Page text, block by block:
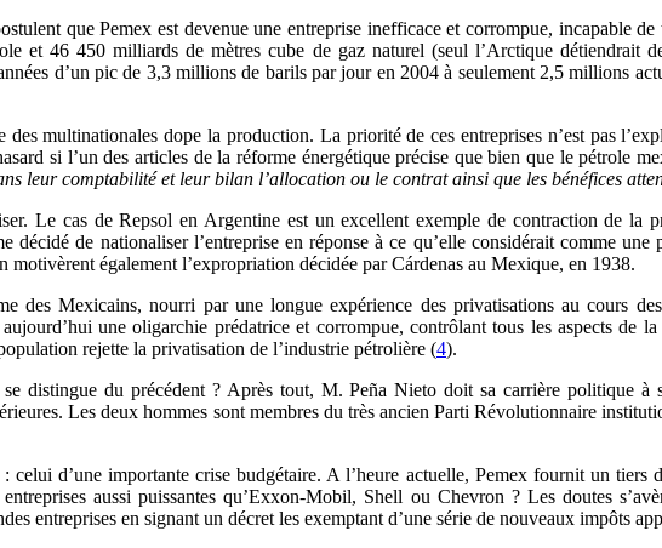
que Pemex est devenue une entreprise inefficace et corrompue, incapable
et 46 450 milliards de mètres cube de gaz naturel (seul l’Arctique détiendrait
d’un pic de 3,3 millions de barils par jour en 2004 à seulement 2,5 millions
des multinationales dope la production. La priorité de ces entreprises n’est pas
si l’un des articles de la réforme énergétique précise que bien que le pétrole
leur comptabilité et leur bilan l’allocation ou le contrat ainsi que les bénéfices
Le cas de Repsol en Argentine est un excellent exemple de contraction de la
décidé de nationaliser l’entreprise en réponse à ce qu’elle considérait comme une
motivèrent également l’expropriation décidée par Cárdenas au Mexique, en 1938.
des Mexicains, nourri par une longue expérience des privatisations au cours
une oligarchie prédatrice et corrompue, contrôlant tous les aspects de
rejette la privatisation de l’industrie pétrolière (4).
distingue du précédent ? Après tout, M. Peña Nieto doit sa carrière politique à
Les deux hommes sont membres du très ancien Parti Révolutionnaire
celui d’une importante crise budgétaire. A l’heure actuelle, Pemex fournit un
aussi puissantes qu’Exxon-Mobil, Shell ou Chevron ? Les doutes
entreprises en signant un décret les exemptant d’une série de nouveaux impôts